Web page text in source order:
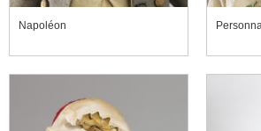
Napoléon